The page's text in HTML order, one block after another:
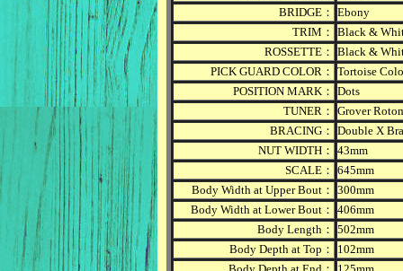
BRIDGE： Ebony
TRIM： Black &
ROSSETTE： Black &
PICK GUARD COLOR： Tortoise
POSITION MARK： Dots
TUNER： Grover
BRACING： Double X
NUT WIDTH： 43mm
SCALE： 645mm
Body Width at Upper Bout： 300mm
Body Width at Lower Bout： 406mm
Body Length： 502mm
Body Depth at Top：
102mm